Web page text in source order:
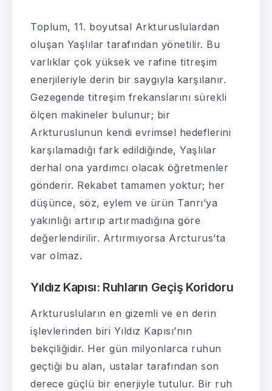
Toplum, 11. boyutsal Arkturuslulardan
oluşan Yaşlılar tarafından yönetilir. Bu
varlıklar çok yüksek ve rafine titreşim
enerjileriyle derin bir saygıyla karşılanır.
Gezegende titreşim frekanslarını sürekli
ölçen makineler bulunur; bir
Arkturuslunun kendi evrimsel hedeflerini
karşılamadığı fark edildiğinde, Yaşlılar
derhal ona yardımcı olacak öğretmenler
gönderir. Rekabet tamamen yoktur; her
düşünce, söz, eylem ve ürün Tanrı’ya
yakınlığı artırıp artırmadığına göre
değerlendirilir. Artırmıyorsa Arcturus’ta
var olmaz.
Yıldız Kapısı: Ruhların Geçiş Koridoru
Arkturusluların en gizemli ve en derin
işlevlerinden biri Yıldız Kapısı’nın
bekçiliğidir. Her gün milyonlarca ruhun
geçtiği bu alan, ustalar tarafından son
derece güçlü bir enerjiyle tutulur. Bir ruh